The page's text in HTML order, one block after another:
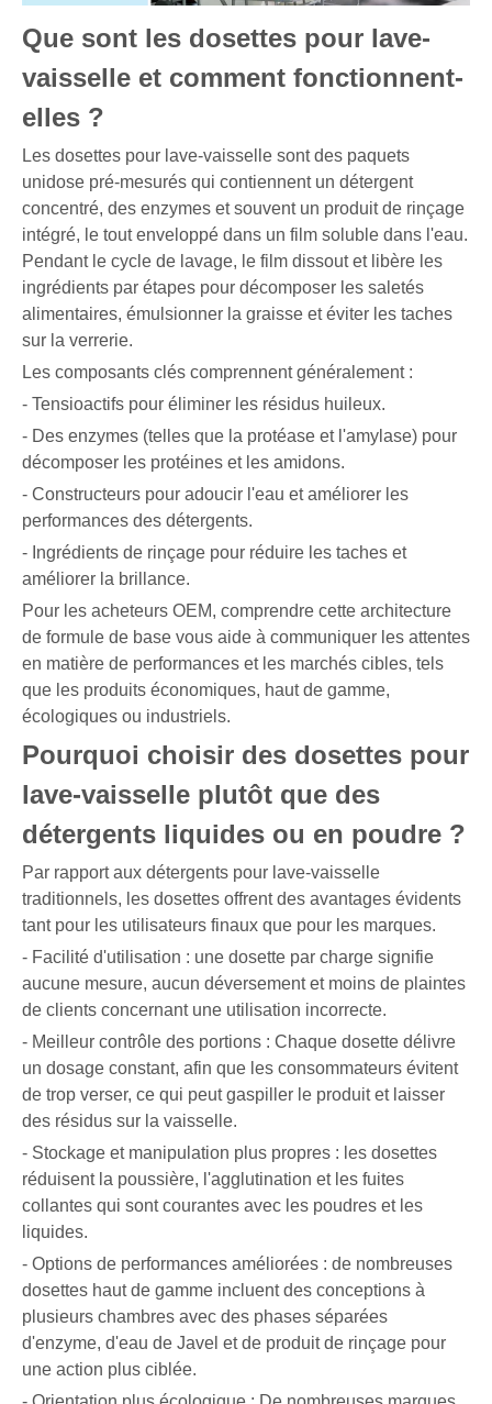
Que sont les dosettes pour lave-
vaisselle et comment fonctionnent-
elles ?
Les dosettes pour lave-vaisselle sont des paquets
unidose pré-mesurés qui contiennent un détergent
concentré, des enzymes et souvent un produit de rinçage
intégré, le tout enveloppé dans un film soluble dans l'eau.
Pendant le cycle de lavage, le film dissout et libère les
ingrédients par étapes pour décomposer les saletés
alimentaires, émulsionner la graisse et éviter les taches
sur la verrerie.
Les composants clés comprennent généralement :
- Tensioactifs pour éliminer les résidus huileux.
- Des enzymes (telles que la protéase et l'amylase) pour
décomposer les protéines et les amidons.
- Constructeurs pour adoucir l'eau et améliorer les
performances des détergents.
- Ingrédients de rinçage pour réduire les taches et
améliorer la brillance.
Pour les acheteurs OEM, comprendre cette architecture
de formule de base vous aide à communiquer les attentes
en matière de performances et les marchés cibles, tels
que les produits économiques, haut de gamme,
écologiques ou industriels.
Pourquoi choisir des dosettes pour
lave-vaisselle plutôt que des
détergents liquides ou en poudre ?
Par rapport aux détergents pour lave-vaisselle
traditionnels, les dosettes offrent des avantages évidents
tant pour les utilisateurs finaux que pour les marques.
- Facilité d'utilisation : une dosette par charge signifie
aucune mesure, aucun déversement et moins de plaintes
de clients concernant une utilisation incorrecte.
- Meilleur contrôle des portions : Chaque dosette délivre
un dosage constant, afin que les consommateurs évitent
de trop verser, ce qui peut gaspiller le produit et laisser
des résidus sur la vaisselle.
- Stockage et manipulation plus propres : les dosettes
réduisent la poussière, l'agglutination et les fuites
collantes qui sont courantes avec les poudres et les
liquides.
- Options de performances améliorées : de nombreuses
dosettes haut de gamme incluent des conceptions à
plusieurs chambres avec des phases séparées
d'enzyme, d'eau de Javel et de produit de rinçage pour
une action plus ciblée.